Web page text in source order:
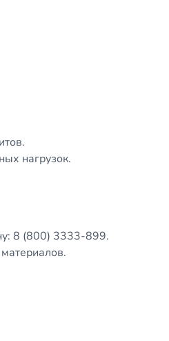
нагрузок.
8 (800) 3333-899.